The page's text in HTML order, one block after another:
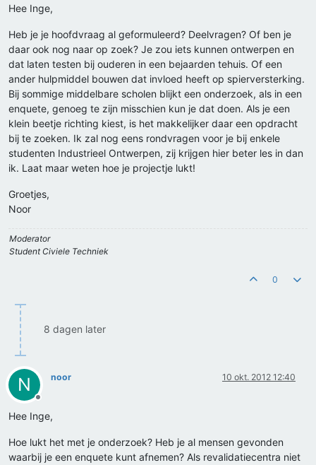
Hee Inge,
Heb je je hoofdvraag al geformuleerd? Deelvragen? Of ben je
daar ook nog naar op zoek? Je zou iets kunnen ontwerpen en
dat laten testen bij ouderen in een bejaarden tehuis. Of een
ander hulpmiddel bouwen dat invloed heeft op spierversterking.
Bij sommige middelbare scholen blijkt een onderzoek, als in een
enquete, genoeg te zijn misschien kun je dat doen. Als je een
klein beetje richting kiest, is het makkelijker daar een opdracht
bij te zoeken. Ik zal nog eens rondvragen voor je bij enkele
studenten Industrieel Ontwerpen, zij krijgen hier beter les in dan
ik. Laat maar weten hoe je projectje lukt!
Groetjes,
Noor
Moderator
Student Civiele Techniek
0
8 dagen later
N
Offline
noor 10 okt. 2012 12:40
Hee Inge,
Hoe lukt het met je onderzoek? Heb je al mensen gevonden
waarbij je een enquete kunt afnemen? Als revalidatiecentra niet